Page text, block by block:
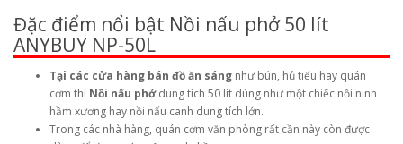
Đặc điểm nổi bật Nồi nấu phở 50 lít
ANYBUY NP-50L
Tại các cửa hàng bán đồ ăn sáng như bún, hủ tiếu hay quán
cơm thì Nồi nấu phởdung tích 50 lít dùng như một chiếc nồi ninh
hầm xương hay nồi nấu canh dung tích lớn.
Trong các nhà hàng, quán cơm văn phòng rất cần này còn được